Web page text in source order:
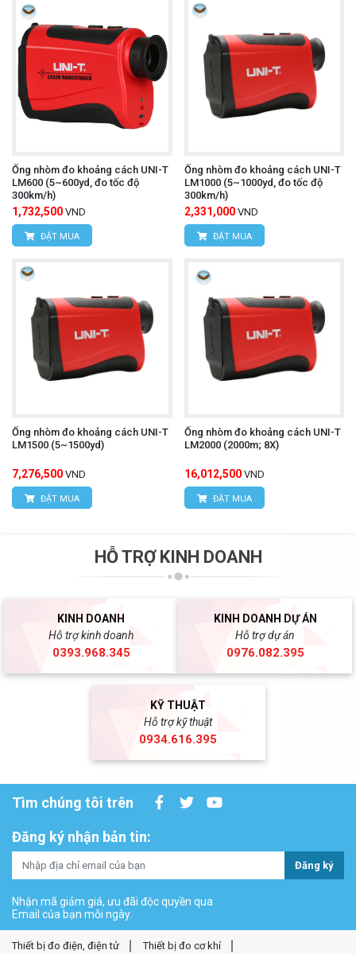
Ống nhòm đo khoảng cách UNI-T
LM600 (5~600yd, đo tốc độ
300km/h)
1,732,500 VND
ĐẶT MUA
Ống nhòm đo khoảng cách UNI-T
LM1000 (5~1000yd, đo tốc độ
300km/h)
2,331,000 VND
ĐẶT MUA
Ống nhòm đo khoảng cách UNI-T
LM1500 (5~1500yd)
7,276,500 VND
ĐẶT MUA
Ống nhòm đo khoảng cách UNI-T
LM2000 (2000m; 8X)
16,012,500 VND
ĐẶT MUA
HỖ TRỢ KINH DOANH
KINH DOANH
Hỗ trợ kinh doanh
0393.968.345
KINH DOANH DỰ ÁN
Hỗ trợ dự án
0976.082.395
KỸ THUẬT
Hỗ trợ kỹ thuật
0934.616.395
Tìm chúng tôi trên
Đăng ký nhận bản tin:
Đăng ký
Nhận mã giảm giá, ưu đãi độc quyền qua
Email của bạn mỗi ngày.
Thiết bị đo điện, điện tử
Thiết bị đo cơ khí